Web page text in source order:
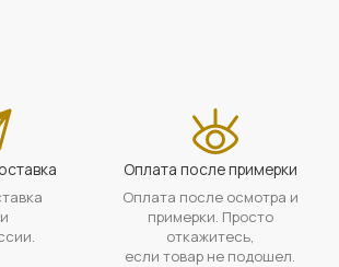
Оплата после примерки
Оплата после осмотра и
примерки. Просто
откажитесь,
если товар не подошел.